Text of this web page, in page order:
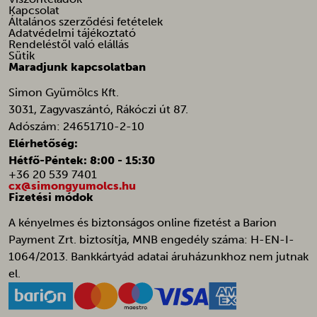
Kapcsolat
Általános szerződési fetételek
Adatvédelmi tájékoztató
Rendeléstől való elállás
Sütik
Maradjunk kapcsolatban
Simon Gyümölcs Kft.
3031, Zagyvaszántó, Rákóczi út 87.
Adószám: 24651710-2-10
Elérhetőség:
Hétfő-Péntek: 8:00 - 15:30
+36 20 539 7401
cx@simongyumolcs.hu
Fizetési módok
A kényelmes és biztonságos online fizetést a Barion
Payment Zrt. biztosítja, MNB engedély száma: H-EN-I-
1064/2013. Bankkártyád adatai áruházunkhoz nem jutnak
el.
tk_qs
_vwo_uuid_v2
afrsm-help-beacon-hide
amp_*
banner_multi_attempt
cart_currency*
chatbase_anon_id
galleryGoodAppsPerDayNew
galleryGoodAppsStartDatePerDay
i18next